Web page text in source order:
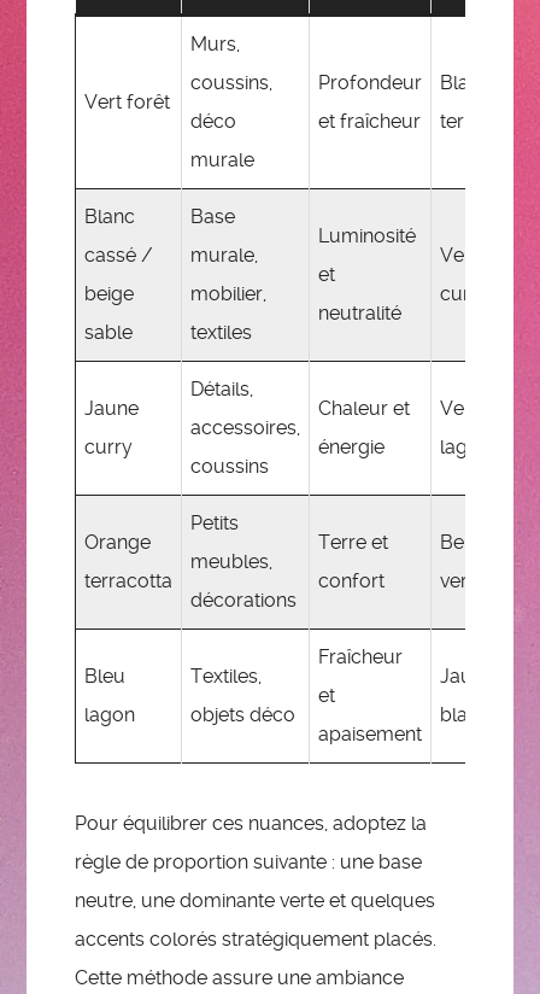
Vert forêt
Murs,
coussins,
déco
murale
Profondeur
et fraîcheur
Blanc
terracotta
Blanc
cassé /
beige
sable
Base
murale,
mobilier,
textiles
Luminosité
et
neutralité
Vert forêt,
curry
Jaune
curry
Détails,
accessoires,
coussins
Chaleur et
énergie
Vert forêt,
lagon
Orange
terracotta
Petits
meubles,
décorations
Terre et
confort
Beige
vert forêt
Bleu
lagon
Textiles,
objets déco
Fraîcheur
et
apaisement
Jaune
blanc
Pour équilibrer ces nuances, adoptez la
règle de proportion suivante : une base
neutre, une dominante verte et quelques
accents colorés stratégiquement placés.
Cette méthode assure une ambiance